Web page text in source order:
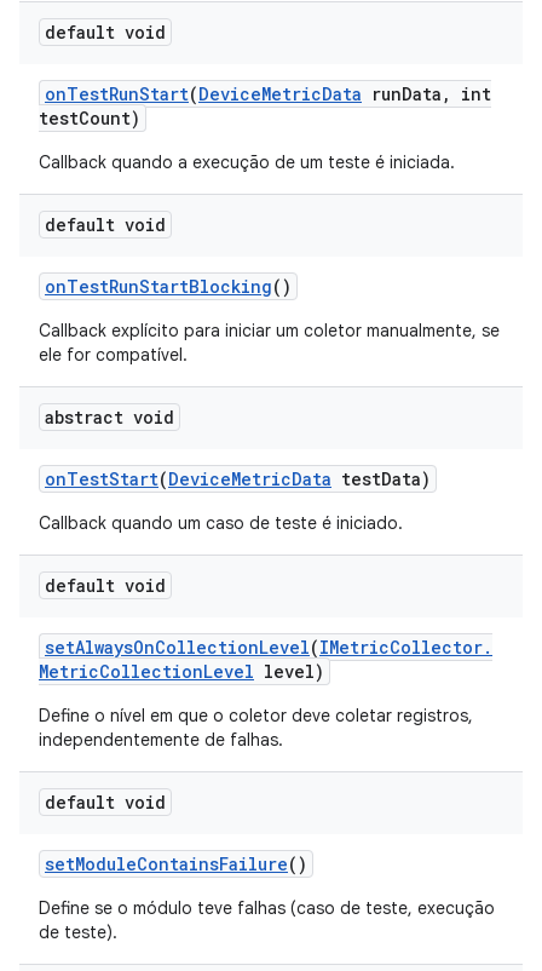
default void
onTestRunStart(DeviceMetricData runData ,
int
testCount)
Callback quando a execução de um teste é iniciada.
default void
onTestRunStartBlocking()
Callback explícito para iniciar um coletor manualmente, se
ele for compatível.
abstract void
onTestStart(DeviceMetricData testData)
Callback quando um caso de teste é iniciado.
default void
setAlwaysOnCollectionLevel(IMetricCollector.
MetricCollectionLevel level)
Define o nível em que o coletor deve coletar registros,
independentemente de falhas.
default void
setModuleContainsFailure()
Define se o módulo teve falhas (caso de teste, execução
de teste).